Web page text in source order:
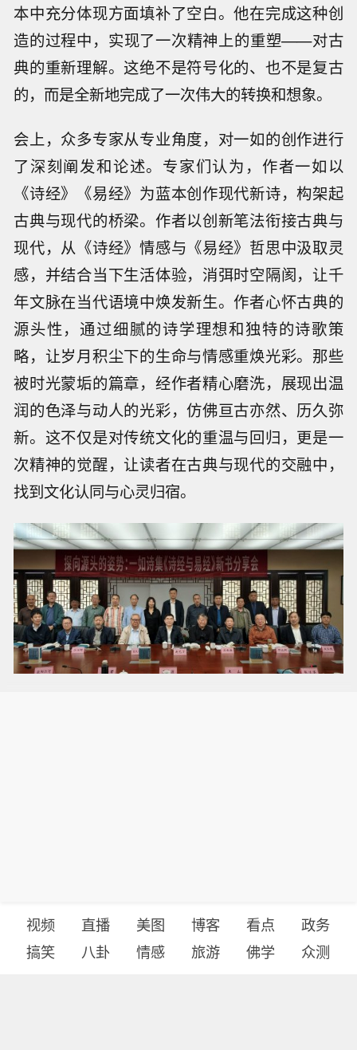
本中充分体现方面填补了空白。他在完成这种创
造的过程中，实现了一次精神上的重塑——对古
典的重新理解。这绝不是符号化的、也不是复古
的，而是全新地完成了一次伟大的转换和想象。
会上，众多专家从专业角度，对一如的创作进行
了深刻阐发和论述。专家们认为，作者一如以
《诗经》《易经》为蓝本创作现代新诗，构架起
古典与现代的桥梁。作者以创新笔法衔接古典与
现代，从《诗经》情感与《易经》哲思中汲取灵
感，并结合当下生活体验，消弭时空隔阂，让千
年文脉在当代语境中焕发新生。作者心怀古典的
源头性，通过细腻的诗学理想和独特的诗歌策
略，让岁月积尘下的生命与情感重焕光彩。那些
被时光蒙垢的篇章，经作者精心磨洗，展现出温
润的色泽与动人的光彩，仿佛亘古亦然、历久弥
新。这不仅是对传统文化的重温与回归，更是一
次精神的觉醒，让读者在古典与现代的交融中，
找到文化认同与心灵归宿。
视频 直播 美图 博客 看点
政务
搞笑
八卦 情感 旅游 佛学 众测